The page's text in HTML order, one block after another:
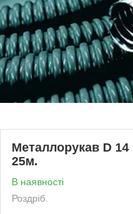
Металлорукав D
25м.
В наявності
Роздріб